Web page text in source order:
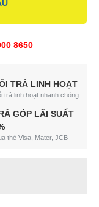
8650
TRẢ LINH HOẠT
trả linh hoạt nhanh chóng
GÓP LÃI SUẤT
thẻ Visa, Mater, JCB